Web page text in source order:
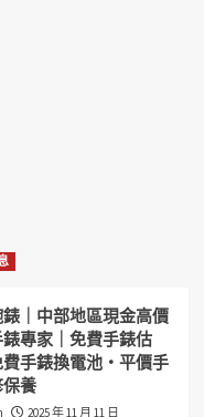
｜中部地區現金高價
專家｜免費手錶估
手錶換電池・平價手
養
2025 年 11 月 11 日